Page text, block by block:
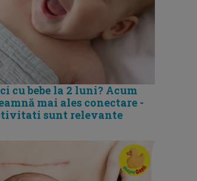
cu bebe la 2 luni? Acum
mai ales conectare -
sunt relevante